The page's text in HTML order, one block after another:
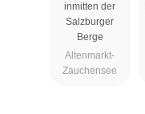
inmitten der
Salzburger
Berge
Altenmarkt-
Zauchensee